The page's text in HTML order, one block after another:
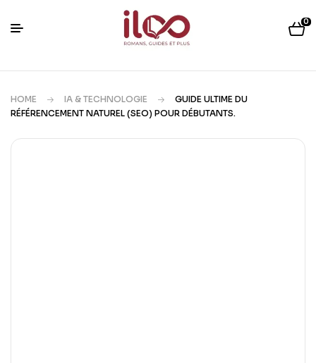
0
HOME IA & TECHNOLOGIE
GUIDE ULTIME DU
RÉFÉRENCEMENT NATUREL (SEO) POUR DÉBUTANTS.